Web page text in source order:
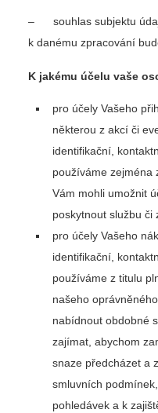
– souhlas subjektu
k danému zpracování
K jakému účelu vaše
pro účely Vašeho
některou z akcí či
identifikační,
používáme zejména
Vám mohli umožnit
poskytnout službu či
pro účely Vašeho
identifikační,
používáme z titulu
našeho
nabídnout obdobné
zajímat, abychom
snaze předcházet a
smluvních
pohledávek a k